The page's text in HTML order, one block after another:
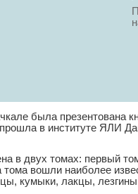
была презентована
в институте ЯЛИ
в двух томах: первый
тома вошли наиболее
кумыки, лакцы,